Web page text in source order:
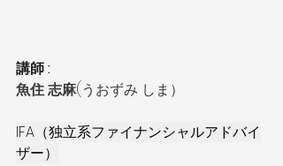
講師 :
魚住 志麻(うおずみ しま）
IFA（独立系ファイナンシャルアドバイ
ザー）